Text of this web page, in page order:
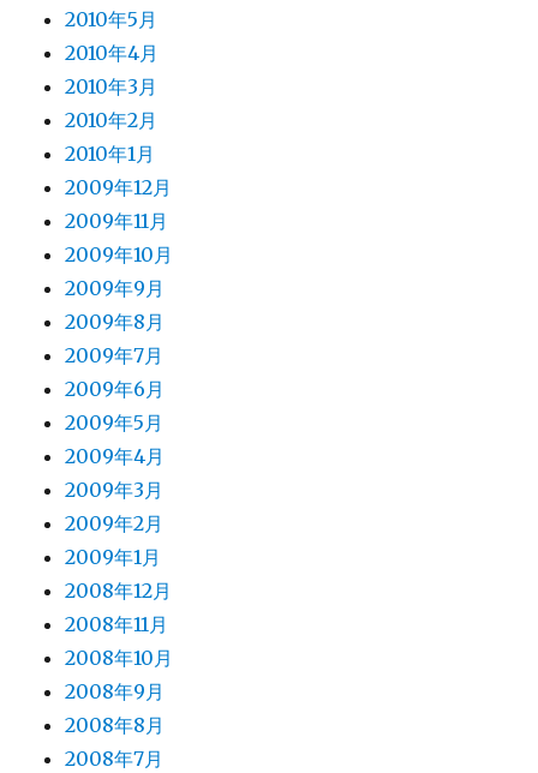
2010年5月
2010年4月
2010年3月
2010年2月
2010年1月
2009年12月
2009年11月
2009年10月
2009年9月
2009年8月
2009年7月
2009年6月
2009年5月
2009年4月
2009年3月
2009年2月
2009年1月
2008年12月
2008年11月
2008年10月
2008年9月
2008年8月
2008年7月